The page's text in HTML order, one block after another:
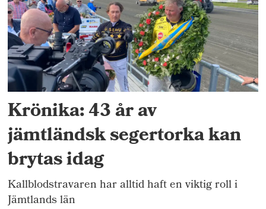
Krönika: 43 år av
jämtländsk segertorka kan
brytas idag
Kallblodstravaren har alltid haft en viktig roll i
Jämtlands län